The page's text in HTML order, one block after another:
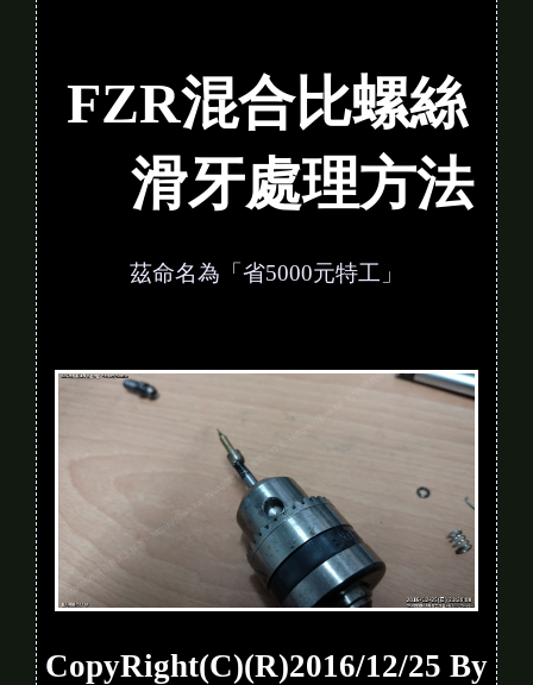
FZR混合比螺絲
滑牙處理方法
茲命名為「省5000元特工」
CopyRight(C)(R)2016/12/25 By